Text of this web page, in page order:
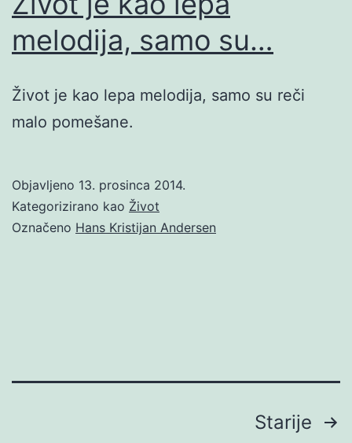
melodija, samo su…
Život je kao lepa melodija, samo su reči
malo pomešane.
Objavljeno 13. prosinca 2014.
Kategorizirano kao Život
Označeno Hans Kristijan Andersen
Starije